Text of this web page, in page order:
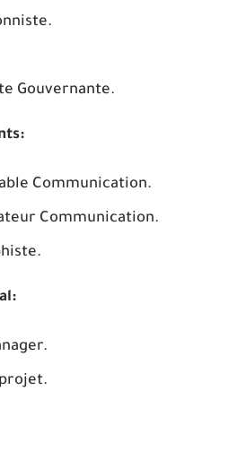
Gouvernante.
Communication.
Communication.